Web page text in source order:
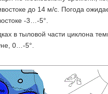
до 14 м/с. Погода
-3…-5°.
в тыловой части циклона
0…-5°.